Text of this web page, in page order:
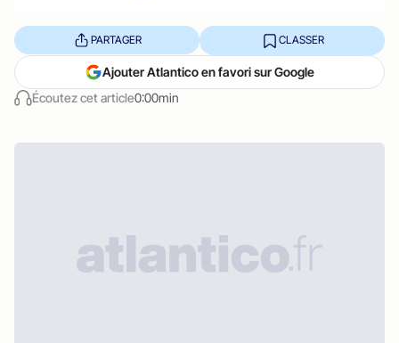
Écoutez cet article0:00min
PARTAGER CLASSER
Ajouter Atlantico en favori sur Google